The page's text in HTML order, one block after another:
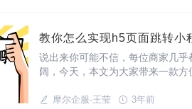
教你怎么实现h5页面跳转小
说出来你可能不信，每位商家几
阔，今天，本文为大家带来一款方
摩尔企服-王莹 3年前